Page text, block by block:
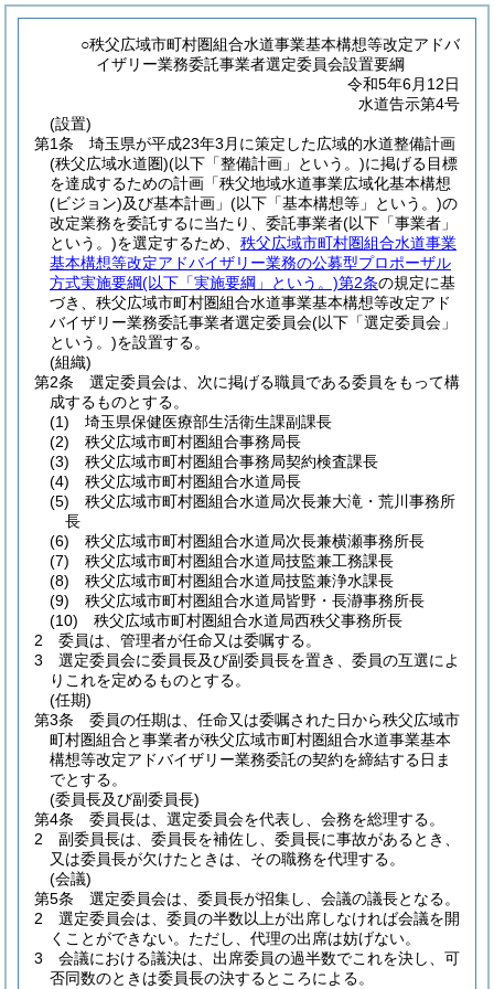
○秩父広域市町村圏組合水道事業基本構想等改定アドバ
イザリー業務委託事業者選定委員会設置要綱
令和5年6月12日
水道告示第4号
(設置)
第1条
埼玉県が平成23年3月に策定した広域的水道整備計画
(秩父広域水道圏)(以下「整備計画」という。)に掲げる目標
を達成するための計画「秩父地域水道事業広域化基本構想
(ビジョン)及び基本計画」 (以下「基本構想等」という。)の
改定業務を委託するに当たり、委託事業者(以下「事業者」
という。)を選定するため、 秩父広域市町村圏組合水道事業
基本構想等改定アドバイザリー業務の公募型プロポーザル
方式実施要綱(以下「実施要綱」という。)第2条の規定に基
づき、秩父広域市町村圏組合水道事業基本構想等改定アド
バイザリー業務委託事業者選定委員会(以下「選定委員会」
という。)を設置する。
(組織)
第2条
選定委員会は、次に掲げる職員である委員をもって構
成するものとする。
(1)
埼玉県保健医療部生活衛生課副課長
(2)
秩父広域市町村圏組合事務局長
(3)
秩父広域市町村圏組合事務局契約検査課長
(4)
秩父広域市町村圏組合水道局長
(5)
秩父広域市町村圏組合水道局次長兼大滝・荒川事務所
長
(6)
秩父広域市町村圏組合水道局次長兼横瀬事務所長
(7)
秩父広域市町村圏組合水道局技監兼工務課長
(8)
秩父広域市町村圏組合水道局技監兼浄水課長
(9)
秩父広域市町村圏組合水道局皆野・長瀞事務所長
(10)
秩父広域市町村圏組合水道局西秩父事務所長
2
委員は、管理者が任命又は委嘱する。
3
選定委員会に委員長及び副委員長を置き、委員の互選によ
りこれを定めるものとする。
(任期)
第3条
委員の任期は、任命又は委嘱された日から秩父広域市
町村圏組合と事業者が秩父広域市町村圏組合水道事業基本
構想等改定アドバイザリー業務委託の契約を締結する日ま
でとする。
(委員長及び副委員長)
第4条
委員長は、選定委員会を代表し、会務を総理する。
2
副委員長は、委員長を補佐し、委員長に事故があるとき、
又は委員長が欠けたときは、その職務を代理する。
(会議)
第5条
選定委員会は、委員長が招集し、会議の議長となる。
2
選定委員会は、委員の半数以上が出席しなければ会議を開
くことができない。 ただし、代理の出席は妨げない。
3
会議における議決は、出席委員の過半数でこれを決し、可
否同数のときは委員長の決するところによる。